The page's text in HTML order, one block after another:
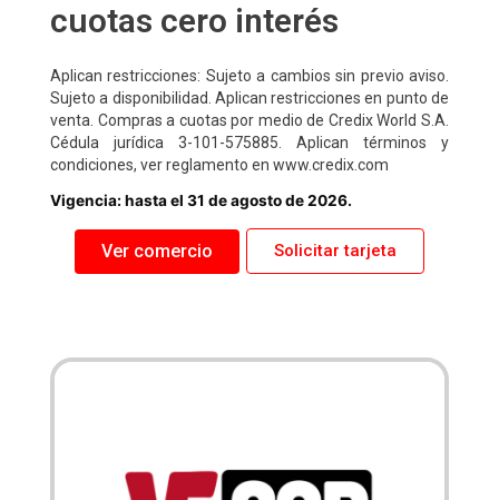
cuotas cero interés
Aplican restricciones: Sujeto a cambios sin previo aviso.
Sujeto a disponibilidad. Aplican restricciones en punto de
venta. Compras a cuotas por medio de Credix World S.A.
Cédula jurídica 3-101-575885. Aplican términos y
condiciones, ver reglamento en www.credix.com
Vigencia: hasta el 31 de agosto de 2026.
Ver comercio Solicitar tarjeta